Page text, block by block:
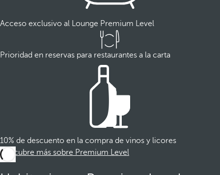
Acceso exclusivo al Lounge Premium Level
Prioridad en reservas para restaurantes a la carta
10% de descuento en la compra de vinos y licores
Descubre más sobre Premium Level